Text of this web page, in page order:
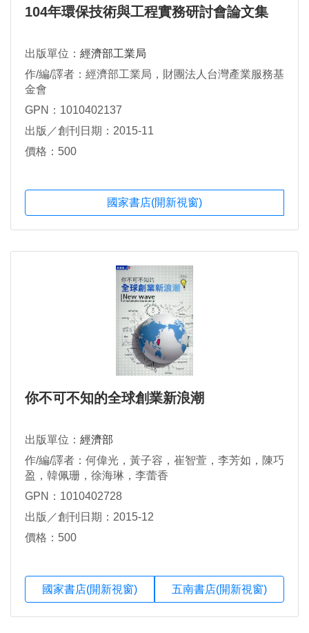
104年環保技術與工程實務研討會論文集
出版單位： 經濟部工業局
作/編/譯者：經濟部工業局，財團法人台灣產業服務基
金會
GPN：1010402137
出版／創刊日期：2015-11
價格：500
國家書店(開新視窗)
你不可不知的全球創業新浪潮
出版單位： 經濟部
作/編/譯者：何偉光，黃子容，崔智萱，李芳如，陳巧
盈，韓佩珊，徐海琳，李蕾香
GPN：1010402728
出版／創刊日期：2015-12
價格：500
國家書店(開新視窗) 五南書店(開新視窗)